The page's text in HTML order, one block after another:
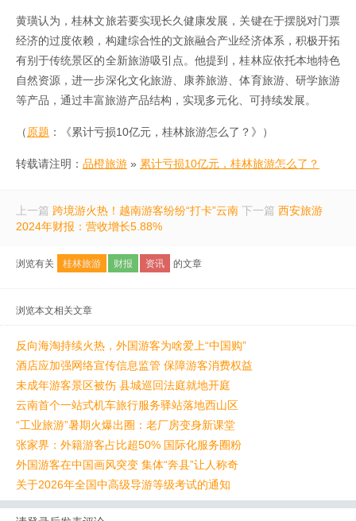
黄璜认为，桂林文旅若要实现长久健康发展，关键在于摆脱对门票
经济的过度依赖，构建综合性的文旅融合产业经济体系，积极开拓
有别于传统景区的全新旅游吸引点。他提到，桂林应依托本地特色
自然资源，进一步深化文化旅游、康养旅游、体育旅游、研学旅游
等产品，通过丰富旅游产品结构，实现多元化、可持续发展。
（原题 ：《累计亏损10亿元，桂林旅游怎么了？》）
转载请注明： 品橙旅游 » 累计亏损10亿元，桂林旅游怎么了？
上一篇 跨境游火热！越南游客纷纷“打卡”云南 下一篇 西安旅游
2024年财报：营收增长5.88%
浏览有关 桂林旅游 财报 资讯 的文章
浏览本文相关文章
反向海淘持续火热，外国游客为啥爱上“中国购”
酒店应加强网络宣传信息监管 保障游客消费权益
未成年游客景区被伤 县城巡回法庭就地开庭
云南首个一站式机车旅行服务驿站落地西山区
“工业旅游”暑期火爆出圈：老厂房变身新课堂
张家界：外籍游客占比超50% 国际化服务圈粉
外国游客在中国画风突变 集体“奔县”让人称奇
关于2026年全国中高级导游等级考试的通知